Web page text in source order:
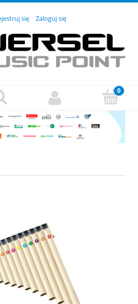
się Zaloguj się